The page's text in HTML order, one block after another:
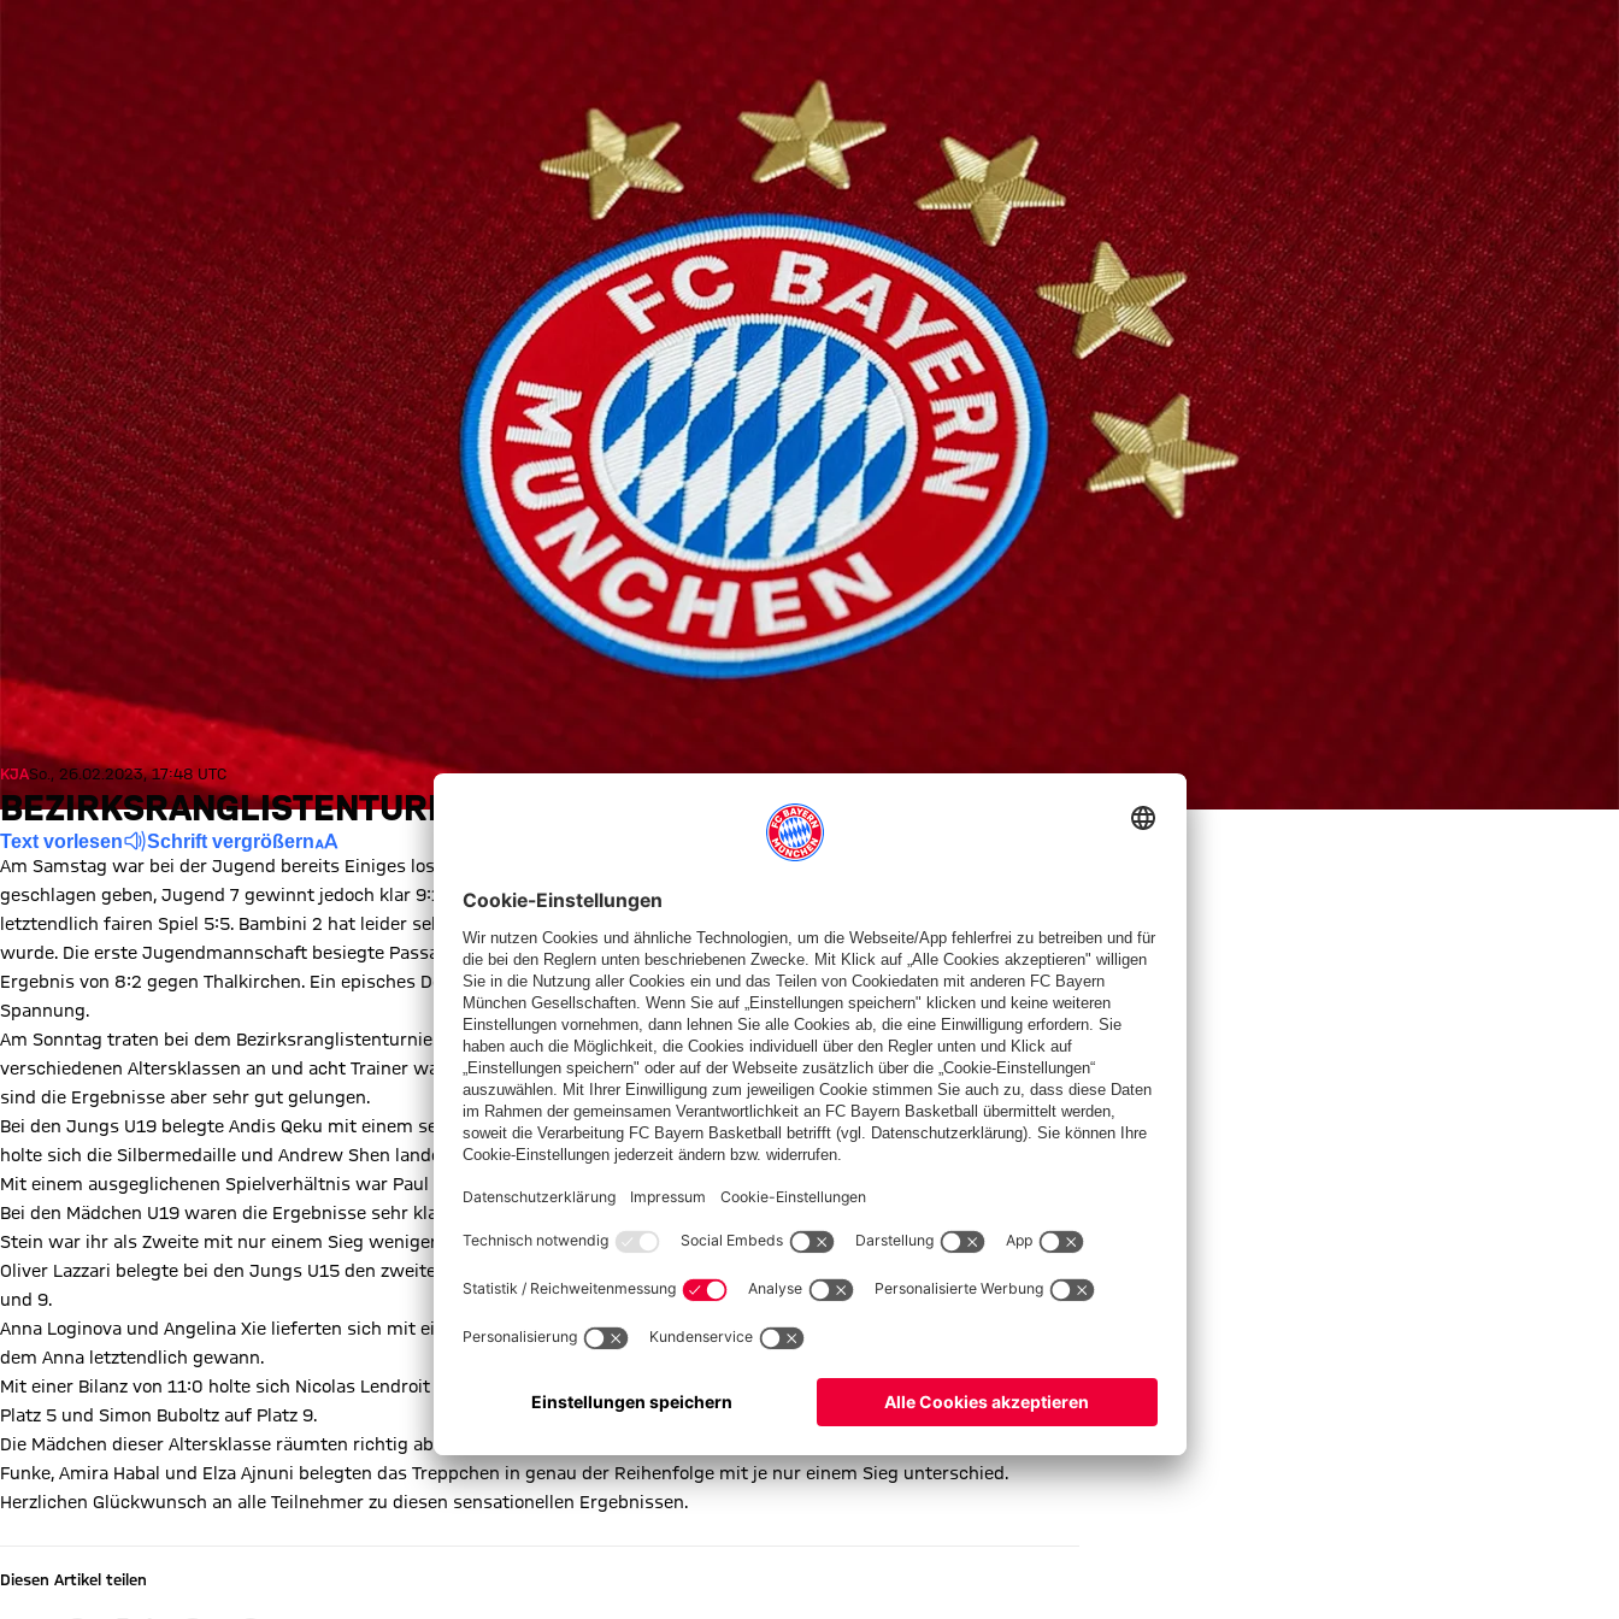
KJASo., 26.02.2023, 17:48 UTC
BEZIRKSRANGLISTENTURNIER AM 02.05.2023
Text vorlesen Schrift vergrößern
Am Samstag war bei der Jugend bereits Einiges los. Jugend 2 muss sich leider gegen den deutlich überlegenen TSV Gräfelfing
geschlagen geben, Jugend 7 gewinnt jedoch klar 9:1 gegen Ottobrunn. Jugend 3 spielte in einem extrem engen aber
letztendlich fairen Spiel 5:5. Bambini 2 hat leider sehr knapp 4:6 gegen den TTC München verloren, obwohl stark gekämpft
wurde. Die erste Jugendmannschaft besiegte Passau 9:1 mit einem sehr souveränen Spiel, auch Jugend 4 lieferte ein klares
Ergebnis von 8:2 gegen Thalkirchen. Ein episches Doppel von fast 45 Minuten Spieldauer sorgten hier trotzdem noch für
Spannung.
Am Sonntag traten bei dem Bezirksranglistenturnier in Schwabhausen 23 Spielerinnen und Spieler der KjA in den sechs
verschiedenen Altersklassen an und acht Trainer waren zum Coachen dabei. Nach einem langen und anstrengenden Turniertag
sind die Ergebnisse aber sehr gut gelungen.
Bei den Jungs U19 belegte Andis Qeku mit einem sensationellen Spieleverhältnis von 10:0 den ersten Platz, Ferdauss Amidi
holte sich die Silbermedaille und Andrew Shen landete auf dem fünften Platz, dicht gefolgt von Ludwig Kreitmaier auf Platz 7.
Mit einem ausgeglichenen Spielverhältnis war Paul Krüger auf der Neun platziert.
Bei den Mädchen U19 waren die Ergebnisse sehr klar. Dea Salihu verlor kein einziges Spiel und verdiente sich somit Gold, Chiara
Stein war ihr als Zweite mit nur einem Sieg weniger dicht auf den Fersen.
Oliver Lazzari belegte bei den Jungs U15 den zweiten Platz, mit einigem Abstand folgten Linyi Zhao und Yuxuan Xiao auf Platz 7
und 9.
Anna Loginova und Angelina Xie lieferten sich mit einem identischen Spielverhältnis einen harten Kampf um Gold und Silber, bei
dem Anna letztendlich gewann.
Mit einer Bilanz von 11:0 holte sich Nicolas Lendroit bei den Jungen U13 ungeschlagen den ersten Platz, Bohan Xiao landete auf
Platz 5 und Simon Buboltz auf Platz 9.
Die Mädchen dieser Altersklasse räumten richtig ab: die Plätze ein bis vier gingen alle an den FC Bayern. Amelie Weing, Annabell
Funke, Amira Habal und Elza Ajnuni belegten das Treppchen in genau der Reihenfolge mit je nur einem Sieg unterschied.
Herzlichen Glückwunsch an alle Teilnehmer zu diesen sensationellen Ergebnissen.
Diesen Artikel teilen